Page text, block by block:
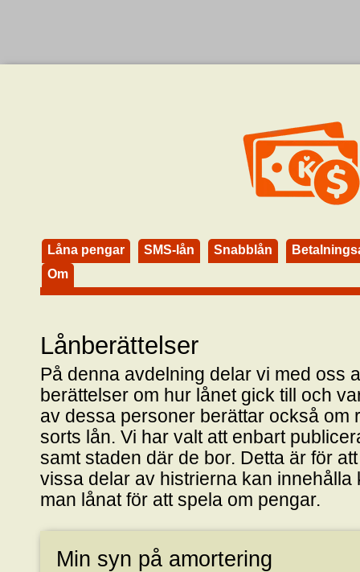
Låna pengar SMS-lån Snabblån
Om
Lånberättelser
På denna avdelning delar vi med oss
berättelser om hur lånet gick till och
av dessa personer berättar också om
sorts lån. Vi har valt att enbart
samt staden där de bor. Detta är för
vissa delar av histrierna kan innehålla
man lånat för att spela om pengar.
Min syn på amortering